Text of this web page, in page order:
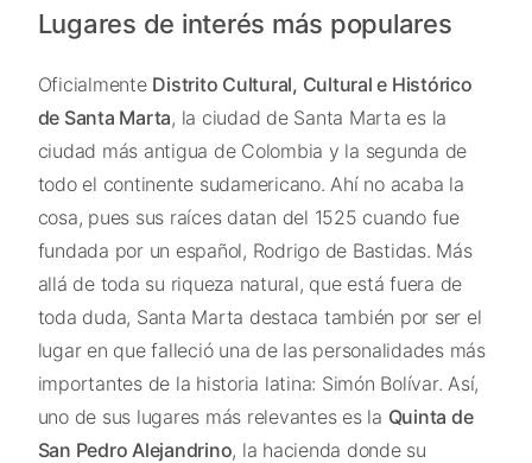
Lugares de interés más populares
Oficialmente Distrito Cultural, Cultural e Histórico
de Santa Marta, la ciudad de Santa Marta es la
ciudad más antigua de Colombia y la segunda de
todo el continente sudamericano. Ahí no acaba la
cosa, pues sus raíces datan del 1525 cuando fue
fundada por un español, Rodrigo de Bastidas. Más
allá de toda su riqueza natural, que está fuera de
toda duda, Santa Marta destaca también por ser el
lugar en que falleció una de las personalidades más
importantes de la historia latina: Simón Bolívar. Así,
uno de sus lugares más relevantes es la Quinta de
San Pedro Alejandrino, la hacienda donde su